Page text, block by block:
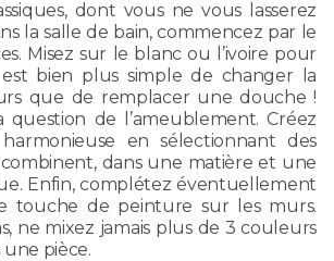
dont vous ne vous lasserez
la salle de bain, commencez par le
Misez sur le blanc ou l’ivoire pour
est bien plus simple de changer la
que de remplacer une douche !
question de l’ameublement. Créez
en sélectionnant des
dans une matière et une
Enfin, complétez éventuellement
touche de peinture sur les murs.
ne mixez jamais plus de 3 couleurs
pièce.